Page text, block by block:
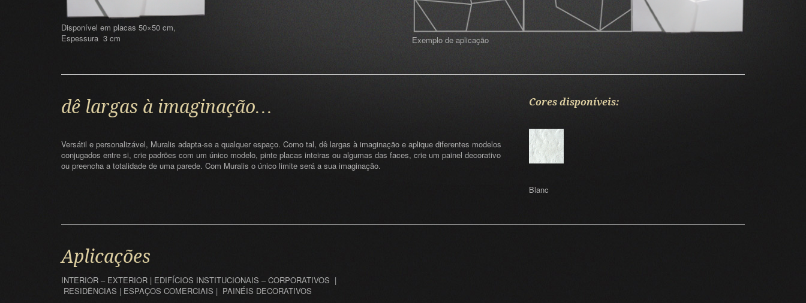
Disponível em placas 50×50 cm,
Espessura 3 cm
Exemplo de aplicação
dê largas à imaginação…
Versátil e personalizável, Muralis adapta-se a qualquer espaço. Como tal, dê largas à imaginação e aplique diferentes modelos
conjugados entre si, crie padrões com um único modelo, pinte placas inteiras ou algumas das faces, crie um painel decorativo
ou preencha a totalidade de uma parede. Com Muralis o único limite será a sua imaginação.
Cores disponíveis:
Blanc
Aplicações
INTERIOR – EXTERIOR | EDIFÍCIOS INSTITUCIONAIS – CORPORATIVOS |
RESIDÊNCIAS | ESPAÇOS COMERCIAIS | PAINÉIS DECORATIVOS